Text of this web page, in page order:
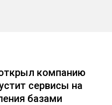
компанию
сервисы на
базами